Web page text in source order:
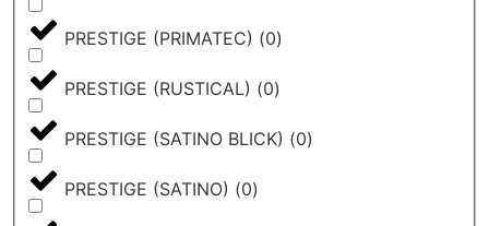
PRESTIGE (PRIMATEC) (0)
PRESTIGE (RUSTICAL) (0)
PRESTIGE (SATINO BLICK) (0)
PRESTIGE (SATINO) (0)